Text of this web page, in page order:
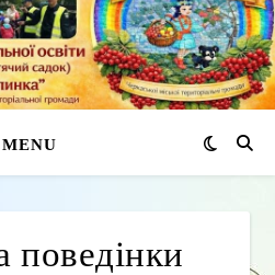
MENU
поведінки